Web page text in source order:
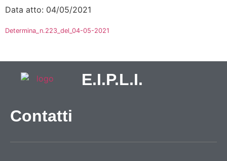
Data atto: 04/05/2021
Determina_n.223_del_04-05-2021
E.I.P.L.I.
Contatti